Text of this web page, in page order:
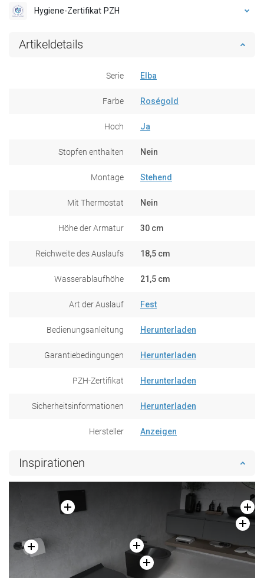
Hygiene-Zertifikat PZH
Artikeldetails
Serie Elba
Farbe Roségold
Hoch Ja
Stopfen enthalten Nein
Montage Stehend
Mit Thermostat Nein
Höhe der Armatur 30 cm
Reichweite des Auslaufs 18,5 cm
Wasserablaufhöhe 21,5 cm
Art der Auslauf Fest
Bedienungsanleitung Herunterladen
Garantiebedingungen Herunterladen
PZH-Zertifikat Herunterladen
Sicherheitsinformationen Herunterladen
Hersteller Anzeigen
Inspirationen